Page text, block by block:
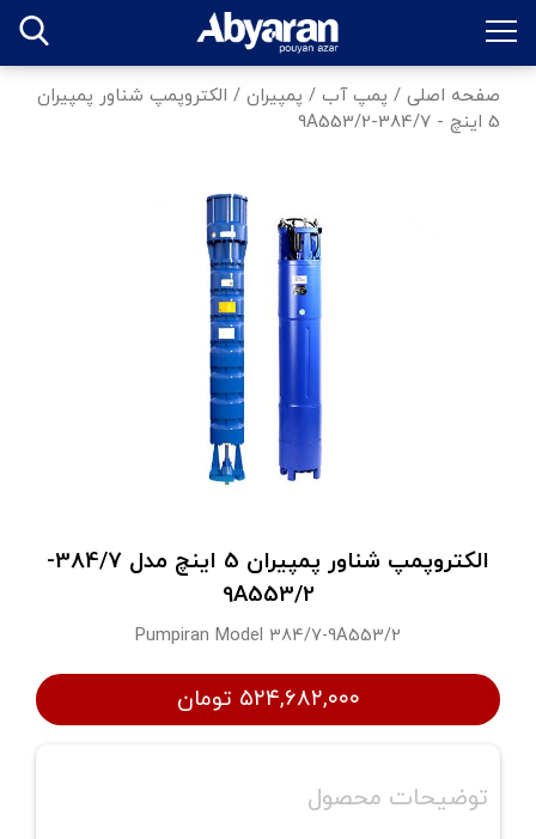
صفحه اصلی / پمپ آب / پمپیران / الکتروپمپ شناور پمپیران
5 اینچ - 384/7-9A553/2
الکتروپمپ شناور پمپیران 5 اینچ مدل 384/7-
9A553/2
Pumpiran Model 384/7-9A553/2
۵۲۴,۶۸۲,۰۰۰ تومان
توضیحات محصول